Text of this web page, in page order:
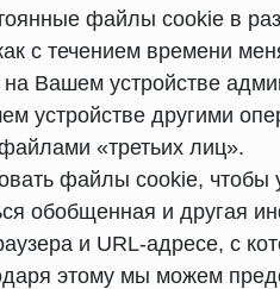
файлы cookie в
с течением времени
Вашем устройстве
устройстве другими
«третьих лиц».
файлы cookie, чтобы
обобщенная и другая
и URL-адресе, с
этому мы можем